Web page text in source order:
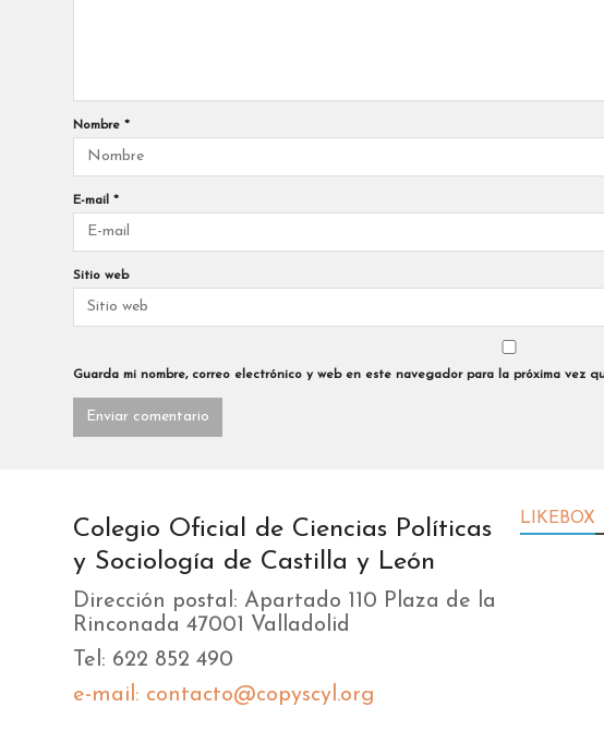
Nombre *
E-mail *
Sitio web
Guarda mi nombre, correo electrónico y web en este navegador para la próxima vez
Colegio Oficial de Ciencias Políticas
y Sociología de Castilla y León
Dirección postal: Apartado 110 Plaza de la
Rinconada 47001 Valladolid
Tel: 622 852 490
e-mail: contacto@copyscyl.org
LIKEBOX